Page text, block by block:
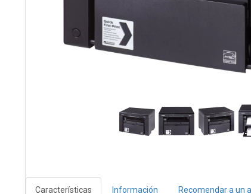
Características Información Recomendar a un